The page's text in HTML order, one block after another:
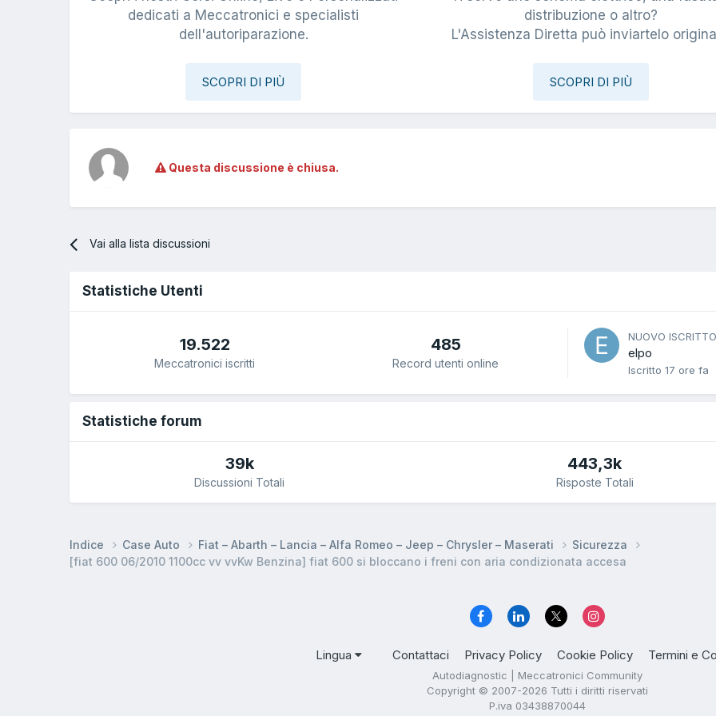
dedicati a Meccatronici e specialisti
dell'autoriparazione.
SCOPRI DI PIÙ
distribuzione o altro?
L'Assistenza Diretta può inviartelo
SCOPRI DI PIÙ
Questa discussione è chiusa.
Vai alla lista discussioni
Statistiche Utenti
19.522
Meccatronici iscritti
485
Record utenti online
NUOVO ISCRITTO
elpo
Iscritto 17 ore fa
Statistiche forum
39k
Discussioni Totali
443,3k
Risposte Totali
Indice Case Auto Fiat – Abarth – Lancia – Alfa Romeo – Jeep – Chrysler – Maserati
Sicurezza
[fiat 600 06/2010 1100cc vv vvKw Benzina] fiat 600 si bloccano i freni con aria condizionata accesa
Lingua Contattaci Privacy Policy Cookie Policy Termini e
Autodiagnostic | Meccatronici Community
Copyright © 2007-2026 Tutti i diritti riservati
P.iva 03438870044